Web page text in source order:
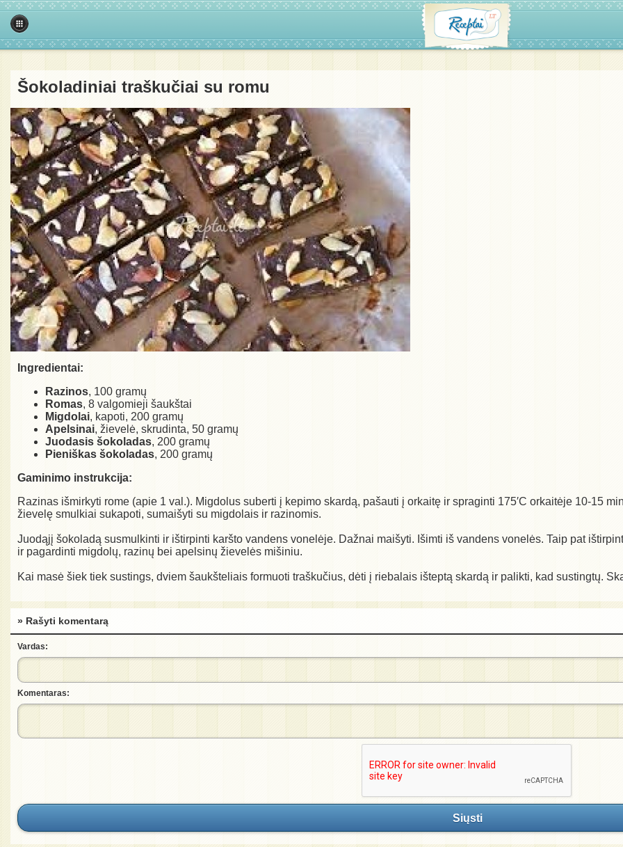
Šokoladiniai traškučiai su romu
Ingredientai:
Razinos, 100 gramų
Romas, 8 valgomieji šaukštai
Migdolai, kapoti, 200 gramų
Apelsinai, žievelė, skrudinta, 50 gramų
Juodasis šokoladas, 200 gramų
Pieniškas šokoladas, 200 gramų
Gaminimo instrukcija:
Razinas išmirkyti rome (apie 1 val.). Migdolus suberti į kepimo skardą, pašauti į orkaitę ir spraginti 175′C orkaitėje 10-15
žievelę smulkiai sukapoti, sumaišyti su migdolais ir razinomis.
Juodąjį šokoladą susmulkinti ir ištirpinti karšto vandens vonelėje. Dažnai maišyti. Išimti iš vandens vonelės. Taip pat
ir pagardinti migdolų, razinų bei apelsinų žievelės mišiniu.
Kai masė šiek tiek sustings, dviem šaukšteliais formuoti traškučius, dėti į riebalais išteptą skardą ir palikti, kad sustingtų.
» Rašyti komentarą
Vardas:
Komentaras:
Siųsti